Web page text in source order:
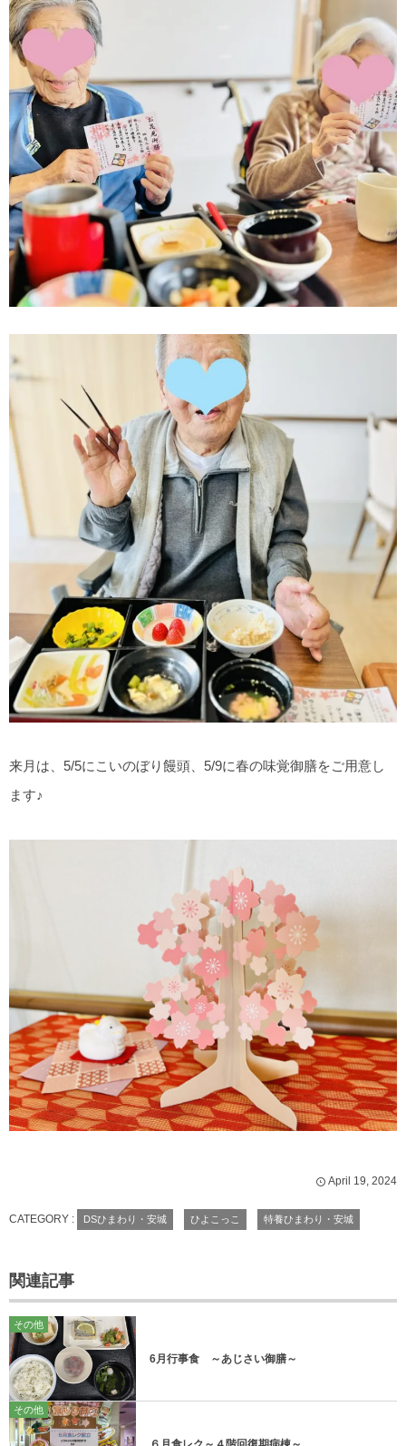
来月は、5/5にこいのぼり饅頭、5/9に春の味覚御膳をご用意し
ます♪
April 19 2024
CATEGORY : DSひまわり・安城 ひよこっこ 特養ひまわり・安城
関連記事
その他
6月行事食 ～あじさい御膳～
その他